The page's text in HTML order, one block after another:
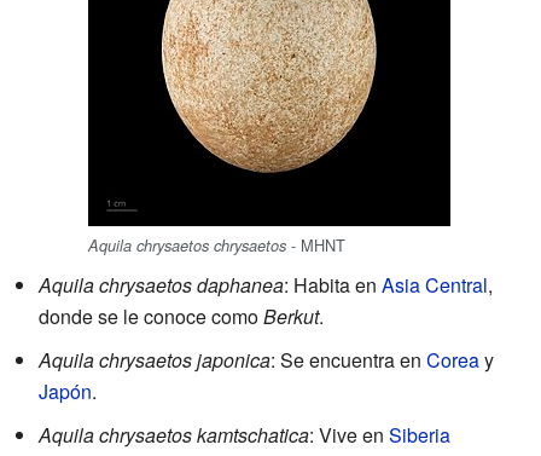
Aquila chrysaetos chrysaetos - MHNT
Aquila chrysaetos daphanea: Habita en Asia Central,
donde se le conoce comoBerkut.
Aquila chrysaetos japonica: Se encuentra en Coreay
Japón.
Aquila chrysaetos kamtschatica: Vive en Siberia